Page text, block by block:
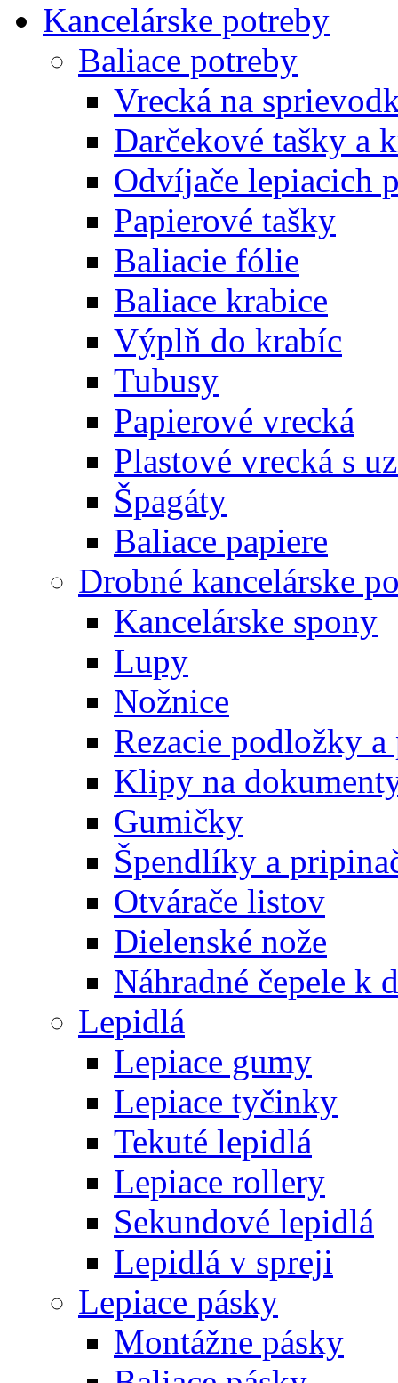
Kancelárske potreby
Baliace potreby
Vrecká na
Darčekové tašky a
Odvíjače lepiacich
Papierové tašky
Baliacie fólie
Baliace krabice
Výplň do krabíc
Tubusy
Papierové vrecká
Plastové vrecká s
Špagáty
Baliace papiere
Drobné kancelárske
Kancelárske spony
Lupy
Nožnice
Rezacie podložky
Klipy na
Gumičky
Špendlíky a
Otvárače listov
Dielenské nože
Náhradné čepele k
Lepidlá
Lepiace gumy
Lepiace tyčinky
Tekuté lepidlá
Lepiace rollery
Sekundové lepidlá
Lepidlá v spreji
Lepiace pásky
Montážne pásky